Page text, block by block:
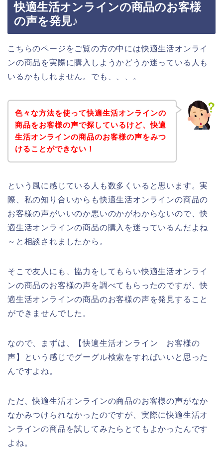
快適生活オンラインの商品のお客様
の声を発見♪
こちらのページをご覧の方の中には快適生活オンライ
ンの商品を実際に購入しようかどうか迷っている人も
いるかもしれません。でも、、、。
色々な方法を使って快適生活オンラインの
商品をお客様の声で探しているけど、快適
生活オンラインの商品のお客様の声をみつ
けることができない！
という風に感じている人も数多くいると思います。実
際、私の知り合いからも快適生活オンラインの商品の
お客様の声がいいのか悪いのかがわからないので、快
適生活オンラインの商品の購入を迷っているんだよね
～と相談されましたから。
そこで友人にも、協力をしてもらい快適生活オンライ
ンの商品のお客様の声を調べてもらったのですが、快
適生活オンラインの商品のお客様の声を発見すること
ができませんでした。
なので、まずは、【快適生活オンライン お客様の
声】という感じでグーグル検索をすればいいと思った
んですよね。
ただ、快適生活オンラインの商品のお客様の声がなか
なかみつけられなかったのですが、実際に快適生活オ
ンラインの商品を試してみたらとてもよかったんです
よね。